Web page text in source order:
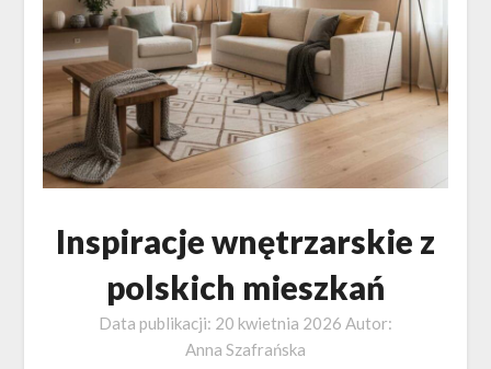
Inspiracje wnętrzarskie z
polskich mieszkań
Data publikacji: 20 kwietnia 2026 Autor:
Anna Szafrańska